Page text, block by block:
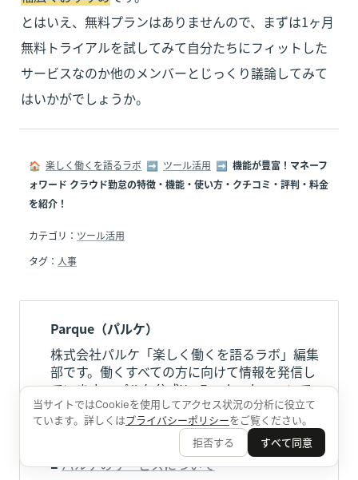
とはいえ、無料プランはありませんので、まずは1ヶ月
無料トライアルを試してみて自分たちにフィットした
サービスなのか他のメンバーとじっくり議論してみて
はいかがでしょうか。
🏠 楽しく働くを語るラボ
  ➡
ツール活用
  ➡
機能が豊富！マネーフ
ォワード クラウド勤怠の特徴・機能・使い方・クチコミ・評判・料金
を紹介！
カテゴリ： ツール活用
タグ： 人事
Parque（パルケ）
株式会社パルケ「楽しく働くを語るラボ」編集
部です。働くすべての方に向けて情報を発信し
ています。 パルケ公式X，Facebook，noteで
記事の更新情報やセミナーの最新情報などを都
度発信しています。ぜひフォローしてみてださ
■ パルケのサービスについて
当サイトではCookieを使用してアクセス状況の分析に役立て
ています。詳しくはプライバシーポリシーをご覧ください。
拒否する
すべて同意